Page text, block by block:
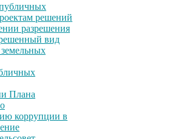
решений
разрешения
вид
Плана
коррупции в